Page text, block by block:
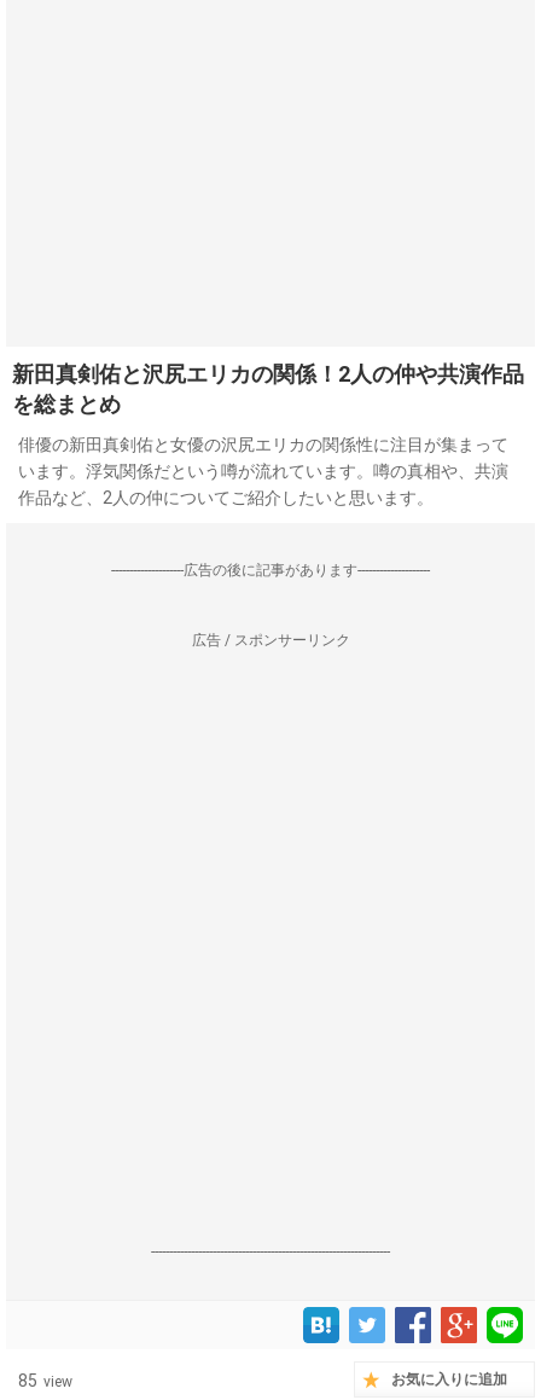
新田真剣佑と沢尻エリカの関係！2人の仲や共演作品
を総まとめ
俳優の新田真剣佑と女優の沢尻エリカの関係性に注目が集まって
います。浮気関係だという噂が流れています。噂の真相や、共演
作品など、2人の仲についてご紹介したいと思います。
--------------------広告の後に記事があります--------------------
広告 / スポンサーリンク
------------------------------------------------------------------
85 view お気に入りに追加